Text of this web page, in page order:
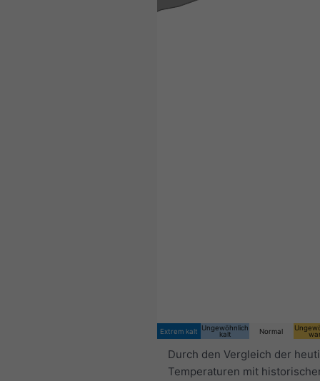
Extrem kalt
Ungewöhnlich
kalt
Normal
Durch den Vergleich der
Temperaturen mit